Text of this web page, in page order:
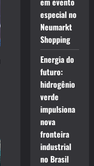
especial no
Neumarkt
Shopping
Energia do
futuro:
hidrogênio
verde
impulsiona
nova
fronteira
industrial
no Brasil